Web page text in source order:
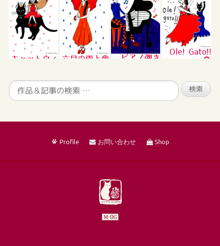
キャットウィ
六月の雨と傘 ピアノ弾き
Ole! Gato!!
Profile お問い合わせ Shop